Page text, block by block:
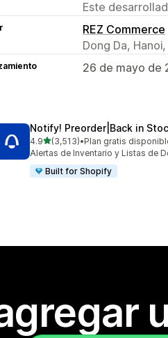
Este
REZ Commerce
Dong Da,
26 de mayo de
Notify! Preorder|Back in
4.9de 5 estrellas
(3,513)
3513 reseñas en total
•Plan gratis
Alertas de Inventario y Listas de
Built for Shopify